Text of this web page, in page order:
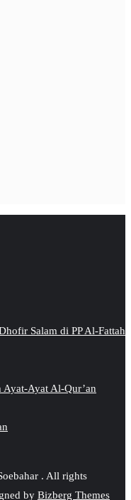
Salam di PP Al-Fattah
Ayat Al-Qur’an
. All rights
by Bizberg Themes